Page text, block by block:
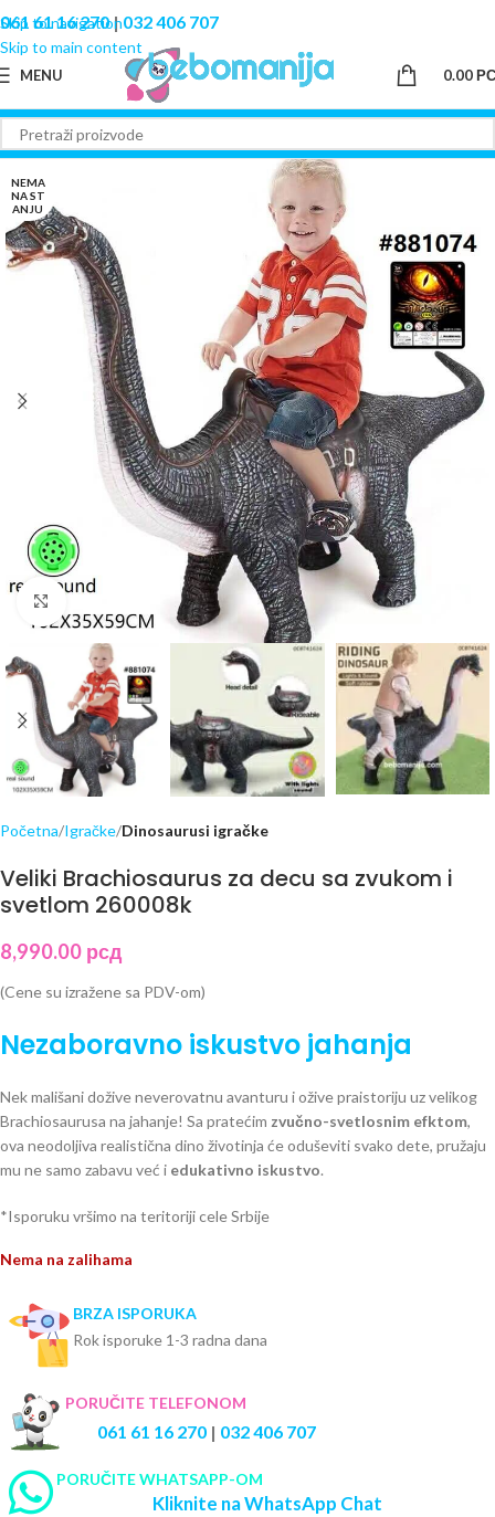
Skip to navigation
Skip to main content
061 61 16 270|032 406 707
MENU 0.00
NEMA
NA ST
ANJU
Početna Igračke Dinosaurusi igračke
Veliki Brachiosaurus za decu sa zvukom i
svetlom 260008k
8,990.00 рсд
(Cene su izražene sa PDV-om)
Nezaboravno iskustvo jahanja
Nek mališani dožive neverovatnu avanturu i ožive praistoriju uz velikog
Brachiosaurusa na jahanje! Sa pratećim zvučno-svetlosnim efktom,
ova neodoljiva realistična dino životinja će oduševiti svako dete, pružaju
mu ne samo zabavu već i edukativno iskustvo.
*Isporuku vršimo na teritoriji cele Srbije
Nema na zalihama
BRZA ISPORUKA
Rok isporuke 1-3 radna dana
PORUČITE TELEFONOM
061 61 16 270 | 032 406 707
PORUČITE WHATSAPP-OM
Kliknite na WhatsApp Chat